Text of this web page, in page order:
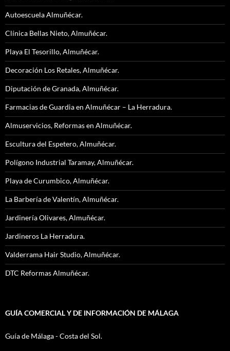
Autoescuela Almuñécar.
Clínica Bellas Nieto, Almuñécar.
Playa El Tesorillo, Almuñécar.
Decoración Los Retales, Almuñécar.
Diputación de Granada, Almuñécar.
Farmacias de Guardia en Almuñécar – La Herradura.
Almuservicios, Reformas en Almuñécar.
Escultura del Espetero, Almuñécar.
Polígono Industrial Taramay, Almuñécar.
Playa de Curumbico, Almuñécar.
La Barbería de Valentín, Almuñécar.
Jardinería Olivares, Almuñécar.
Jardineros La Herradura.
Valderrama Hair Studio, Almuñécar.
DTC Reformas Almuñécar.
GUÍA COMERCIAL Y DE INFORMACIÓN DE MÁLAGA
Guía de Málaga - Costa del Sol.